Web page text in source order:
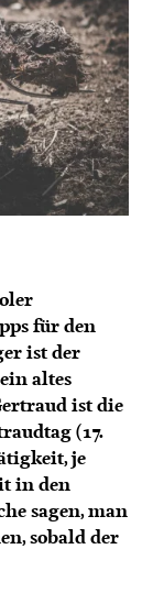
für den
ist der
altes
ist die
(17.
je
in den
sagen, man
sobald der